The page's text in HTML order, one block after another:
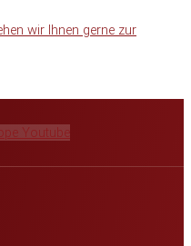
wir Ihnen gerne zur
Youtube